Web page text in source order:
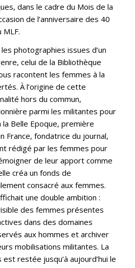
dans le cadre du Mois de la
de l’anniversaire des 40
MLF.
photographies issues d’un
celui de la Bibliothèque
racontent les femmes à la
À l’origine de cette
hors du commun,
parmi les militantes pour
Belle Epoque, première
France, fondatrice du journal,
rédigé par les femmes pour
de leur apport comme
créa un fonds de
consacré aux femmes.
une double ambition :
des femmes présentes
dans des domaines
aux hommes et archiver
mobilisations militantes. La
restée jusqu’à aujourd’hui le